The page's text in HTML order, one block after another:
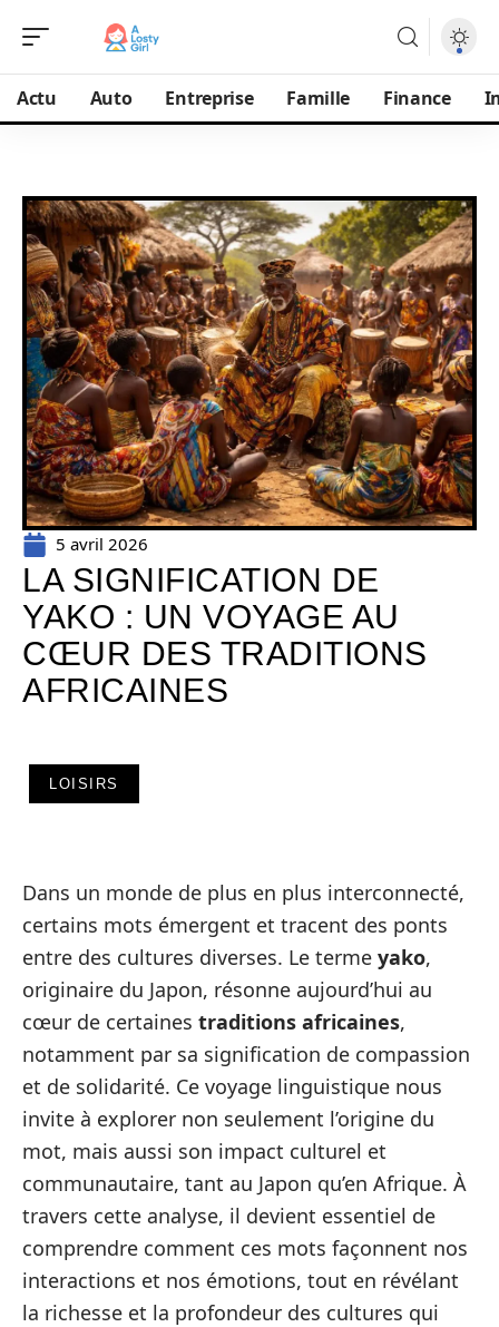
Actu Auto Entreprise Famille Finance
5 avril 2026
LA SIGNIFICATION DE
YAKO : UN VOYAGE AU
CŒUR DES TRADITIONS
AFRICAINES
LOISIRS
Dans un monde de plus en plus interconnecté,
certains mots émergent et tracent des ponts
entre des cultures diverses. Le terme yako,
originaire du Japon, résonne aujourd’hui au
cœur de certaines traditions africaines,
notamment par sa signification de compassion
et de solidarité. Ce voyage linguistique nous
invite à explorer non seulement l’origine du
mot, mais aussi son impact culturel et
communautaire, tant au Japon qu’en Afrique. À
travers cette analyse, il devient essentiel de
comprendre comment ces mots façonnent nos
interactions et nos émotions, tout en révélant
la richesse et la profondeur des cultures qui